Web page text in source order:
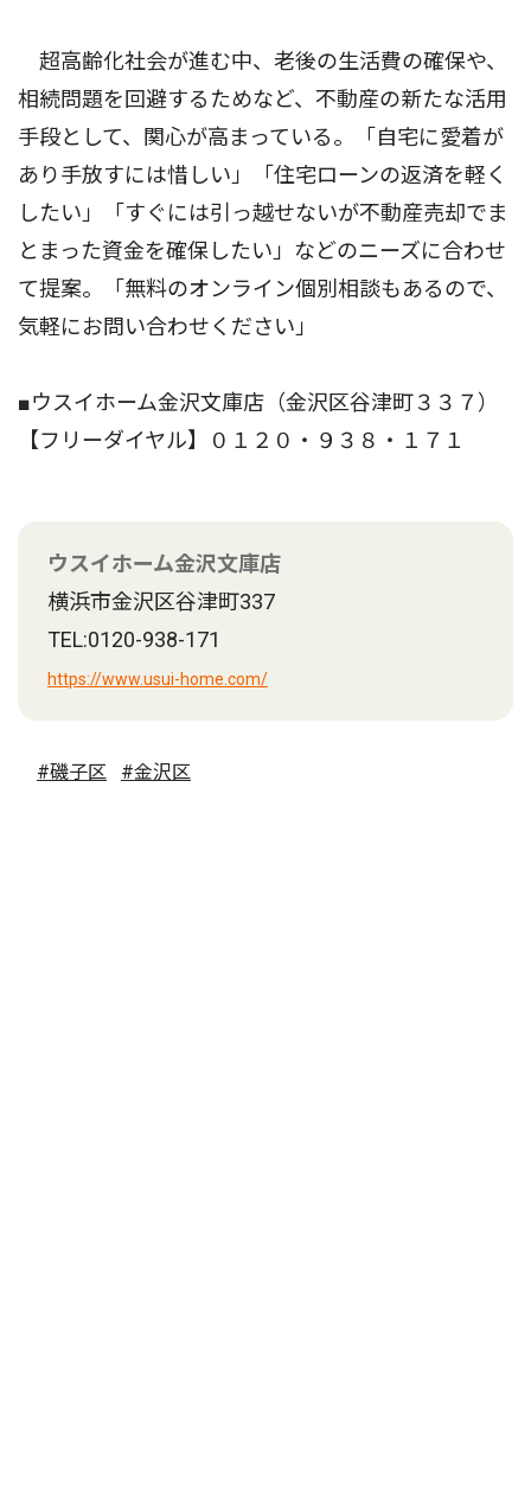
超高齢化社会が進む中、老後の生活費の確保や、
相続問題を回避するためなど、不動産の新たな活用
手段として、関心が高まっている。「自宅に愛着が
あり手放すには惜しい」「住宅ローンの返済を軽く
したい」「すぐには引っ越せないが不動産売却でま
とまった資金を確保したい」などのニーズに合わせ
て提案。「無料のオンライン個別相談もあるので、
気軽にお問い合わせください」
■ウスイホーム金沢文庫店（金沢区谷津町３３７）
【フリーダイヤル】０１２０・９３８・１７１
ウスイホーム金沢文庫店
横浜市金沢区谷津町337
TEL:0120-938-171
https://www.usui-home.com/
#磯子区 #金沢区